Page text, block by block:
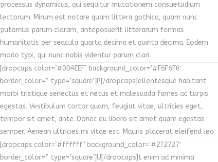
processus dynamicus, qui sequitur mutationem consuetudium
lectorum. Mirum est notare quam littera gothica, quam nunc
putamus parum claram, anteposuerit litterarum formas
humanitatis per seacula quarta decima et quinta decima. Eodem
modo typi, qui nunc nobis videntur parum clari.
[dropcaps color=’#00AEEF’ background_color=’#F6F6F6′
border_color=” type=’square’]P[/dropcaps]ellentesque habitant
morbi tristique senectus et netus et malesuada fames ac turpis
egestas. Vestibulum tortor quam, feugiat vitae, ultricies eget,
tempor sit amet, ante. Donec eu libero sit amet quam egestas
semper. Aenean ultricies mi vitae est. Mauris placerat eleifend leo.
[dropcaps color=’#ffffff’ background_color=’#272727′
border_color=” type=’square’]U[/dropcaps]t enim ad minima